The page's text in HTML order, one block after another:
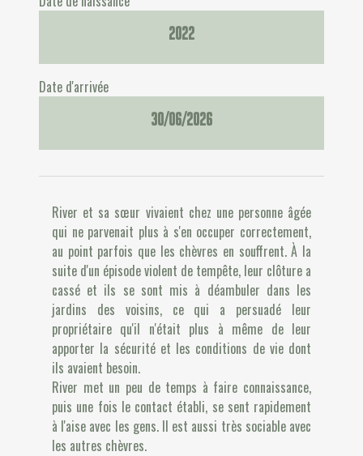
2022
Date d'arrivée
30/06/2026
River et sa sœur vivaient chez une personne âgée
qui ne parvenait plus à s'en occuper correctement,
au point parfois que les chèvres en souffrent. À la
suite d'un épisode violent de tempête, leur clôture a
cassé et ils se sont mis à déambuler dans les
jardins des voisins, ce qui a persuadé leur
propriétaire qu'il n'était plus à même de leur
apporter la sécurité et les conditions de vie dont
ils avaient besoin.
River met un peu de temps à faire connaissance,
puis une fois le contact établi, se sent rapidement
à l'aise avec les gens. Il est aussi très sociable avec
les autres chèvres.